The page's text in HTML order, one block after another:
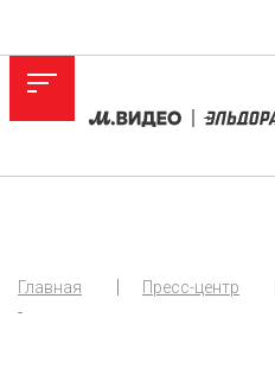
Главная Пресс-центр
-